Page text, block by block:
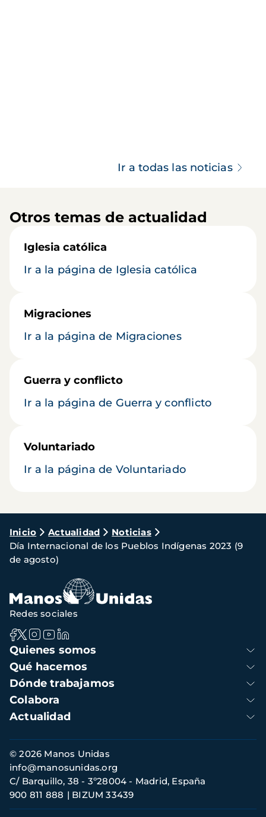
Ir a todas las noticias
Otros temas de actualidad
Iglesia católica
Ir a la página de Iglesia católica
Migraciones
Ir a la página de Migraciones
Guerra y conflicto
Ir a la página de Guerra y conflicto
Voluntariado
Ir a la página de Voluntariado
Ruta
de
navegación
Inicio Actualidad
Noticias
Día Internacional de los Pueblos Indígenas 2023 (9
de agosto)
Navegación
principal
Quienes somos
Qué hacemos
Dónde trabajamos
Colabora
Actualidad
Redes sociales
Información
de
contacto
© 2026 Manos Unidas
C/ Barquillo, 38 - 3º28004 - Madrid, España
900 811 888
BIZUM 33439
info@manosunidas.org